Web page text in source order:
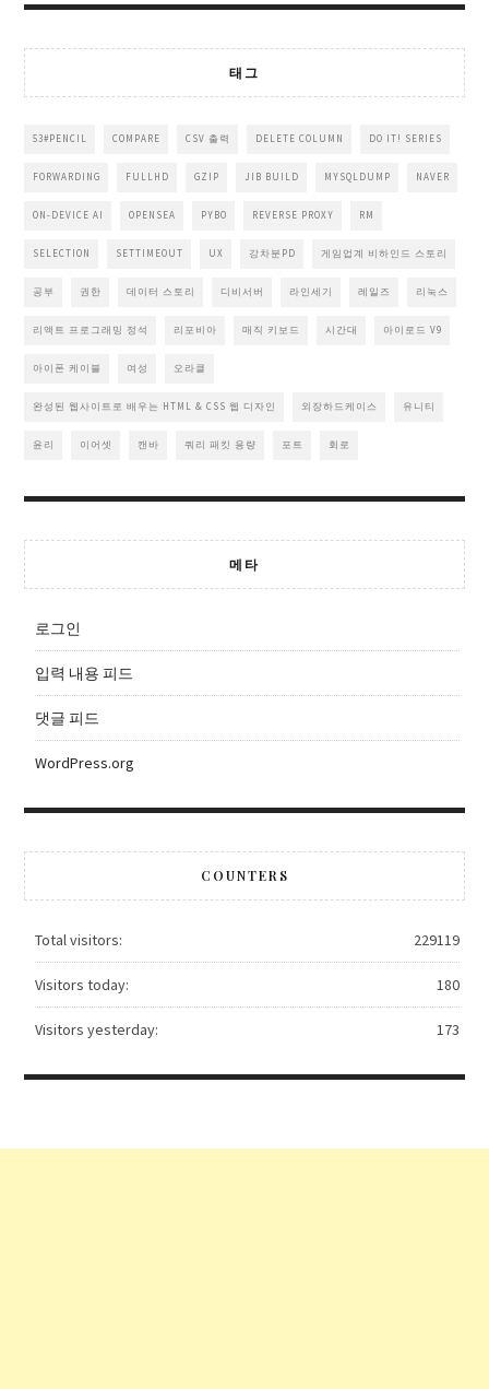
태그
53#PENCIL COMPARE CSV 출력 DELETE COLUMN DO IT! SERIES
FORWARDING FULLHD GZIP JIB BUILD MYSQLDUMP NAVER
ON-DEVICE AI OPENSEA PYBO REVERSE PROXY RM
SELECTION SETTIMEOUT UX 강차분PD 게임업계 비하인드 스토리
공부 권한 데이터 스토리 디비서버 라인세기 레일즈 리눅스
리액트 프로그래밍 정석 리포비아 매직 키보드 시간대 아이로드 V9
아이폰 케이블 여성 오라클
완성된 웹사이트로 배우는 HTML & CSS 웹 디자인 외장하드케이스 유니티
윤리 이어셋 캔바 쿼리 패킷 용량 포트 회로
메타
로그인
입력 내용 피드
댓글 피드
WordPress.org
COUNTERS
229119
Total visitors:
180
Visitors today:
173
Visitors yesterday: